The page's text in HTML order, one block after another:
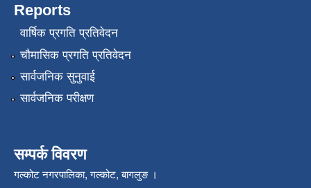
Reports
वार्षिक प्रगति प्रतिवेदन
चौमासिक प्रगति प्रतिवेदन
सार्वजनिक सुनुवाई
सार्वजनिक परीक्षण
सम्पर्क विवरण
गल्कोट नगरपालिका, गल्कोट, बागलुङ ।